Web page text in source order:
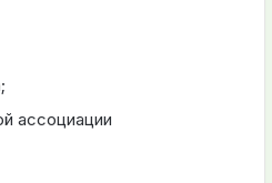
ассоциации